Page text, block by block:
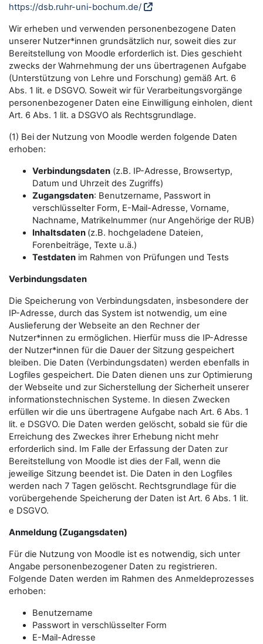
https://dsb.ruhr-uni-bochum.de/
Wir erheben und verwenden personenbezogene Daten
unserer Nutzer*innen grundsätzlich nur, soweit dies zur
Bereitstellung von Moodle erforderlich ist. Dies geschieht
zwecks der Wahrnehmung der uns übertragenen Aufgabe
(Unterstützung von Lehre und Forschung) gemäß Art. 6
Abs. 1 lit. e DSGVO. Soweit wir für Verarbeitungsvorgänge
personenbezogener Daten eine Einwilligung einholen, dient
Art. 6 Abs. 1 lit. a DSGVO als Rechtsgrundlage.
(1) Bei der Nutzung von Moodle werden folgende Daten
erhoben:
Verbindungsdaten (z.B. IP-Adresse, Browsertyp,
Datum und Uhrzeit des Zugriffs)
Zugangsdaten: Benutzername, Passwort in
verschlüsselter Form, E-Mail-Adresse, Vorname,
Nachname, Matrikelnummer (nur Angehörige der RUB)
Inhaltsdaten (z.B. hochgeladene Dateien,
Forenbeiträge, Texte u.ä.)
Testdaten im Rahmen von Prüfungen und Tests
Verbindungsdaten
Die Speicherung von Verbindungsdaten, insbesondere der
IP-Adresse, durch das System ist notwendig, um eine
Auslieferung der Webseite an den Rechner der
Nutzer*innen zu ermöglichen. Hierfür muss die IP-Adresse
der Nutzer*innen für die Dauer der Sitzung gespeichert
bleiben. Die Daten (Verbindungsdaten) werden ebenfalls in
Logfiles gespeichert. Die Daten dienen uns zur Optimierung
der Webseite und zur Sicherstellung der Sicherheit unserer
informationstechnischen Systeme. In diesen Zwecken
erfüllen wir die uns übertragene Aufgabe nach Art. 6 Abs. 1
lit. e DSGVO. Die Daten werden gelöscht, sobald sie für die
Erreichung des Zweckes ihrer Erhebung nicht mehr
erforderlich sind. Im Falle der Erfassung der Daten zur
Bereitstellung von Moodle ist dies der Fall, wenn die
jeweilige Sitzung beendet ist. Die Daten in den Logfiles
werden nach 7 Tagen gelöscht. Rechtsgrundlage für die
vorübergehende Speicherung der Daten ist Art. 6 Abs. 1 lit.
e DSGVO.
Anmeldung (Zugangsdaten)
Für die Nutzung von Moodle ist es notwendig, sich unter
Angabe personenbezogener Daten zu registrieren.
Folgende Daten werden im Rahmen des Anmeldeprozesses
erhoben:
Benutzername
Passwort in verschlüsselter Form
E-Mail-Adresse